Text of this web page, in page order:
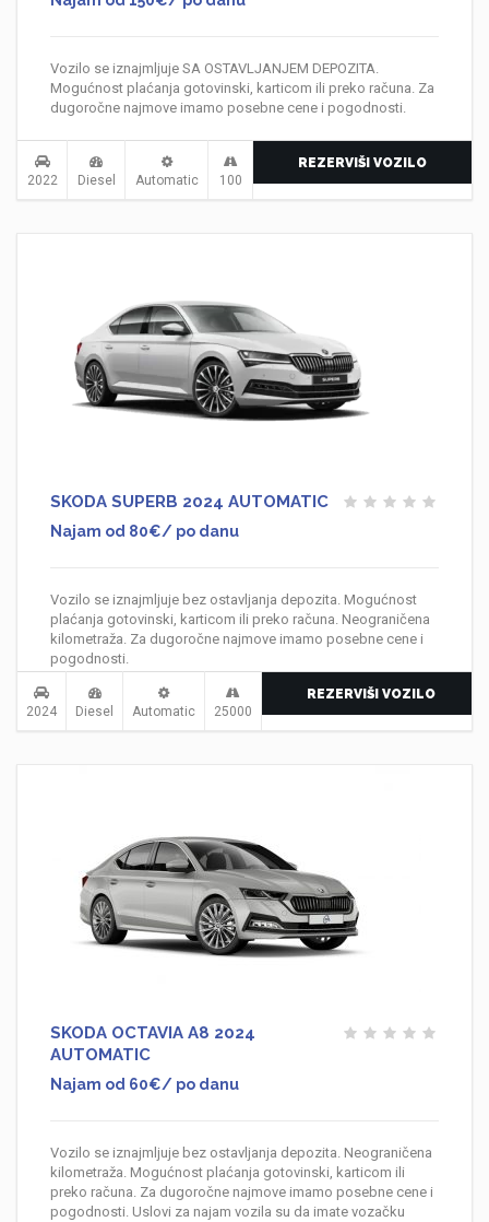
Vozilo se iznajmljuje SA OSTAVLJANJEM DEPOZITA.
Mogućnost plaćanja gotovinski, karticom ili preko računa. Za
dugoročne najmove imamo posebne cene i pogodnosti.
2022 Diesel Automatic 100
REZERVIŠI VOZILO
SKODA SUPERB 2024 AUTOMATIC
Najam od 80€/ po danu
Vozilo se iznajmljuje bez ostavljanja depozita. Mogućnost
plaćanja gotovinski, karticom ili preko računa. Neograničena
kilometraža. Za dugoročne najmove imamo posebne cene i
pogodnosti.
2024 Diesel Automatic 25000
REZERVIŠI VOZILO
SKODA OCTAVIA A8 2024
AUTOMATIC
Najam od 60€/ po danu
Vozilo se iznajmljuje bez ostavljanja depozita. Neograničena
kilometraža. Mogućnost plaćanja gotovinski, karticom ili
preko računa. Za dugoročne najmove imamo posebne cene i
pogodnosti. Uslovi za najam vozila su da imate vozačku